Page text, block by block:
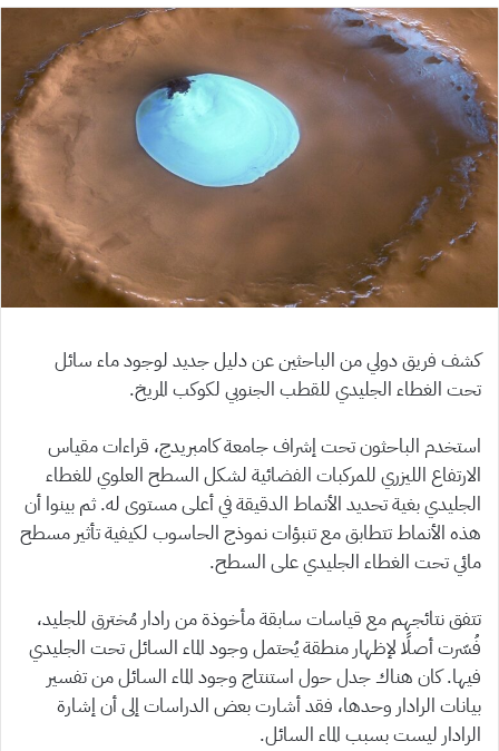
كشف فريق دولي من الباحثين عن دليل جديد لوجود ماء سائل
تحت الغطاء الجليدي للقطب الجنوبي لكوكب المريخ.
استخدم الباحثون تحت إشراف جامعة كامبريدج، قراءات مقياس
الارتفاع الليزري للمركبات الفضائية لشكل السطح العلوي للغطاء
الجليدي بغية تحديد الأنماط الدقيقة في أعلى مستوى له. ثم بينوا أن
هذه الأنماط تتطابق مع تنبؤات نموذج الحاسوب لكيفية تأثير مسطح
مائي تحت الغطاء الجليدي على السطح.
تتفق نتائجهم مع قياسات سابقة مأخوذة من رادار مُخترق للجليد،
فُسّرت أصلًا لإظهار منطقة يُحتمل وجود الماء السائل تحت الجليدي
فيها. كان هناك جدل حول استنتاج وجود الماء السائل من تفسير
بيانات الرادار وحدها، فقد أشارت بعض الدراسات إلى أن إشارة
الرادار ليست بسبب الماء السائل.